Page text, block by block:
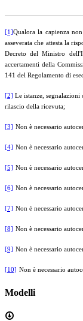
[1] Qualora la capienza
asseverata che attesta la
Decreto del Ministro
accertamenti della
141 del Regolamento di
[2]
Le istanze,
rilascio della ricevuta;
[3] Non è necessario
[4] Non è necessario
[5] Non è necessario
[6] Non è necessario
[7] Non è necessario
[8] Non è necessario
[9] Non è necessario
[10] Non è necessario
Modelli